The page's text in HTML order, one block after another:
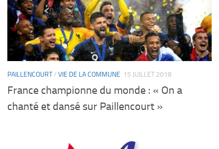
PAILLENCOURT/ VIE DE LA COMMUNE 15 JUILLET 2018
France championne du monde : « On a
chanté et dansé sur Paillencourt »